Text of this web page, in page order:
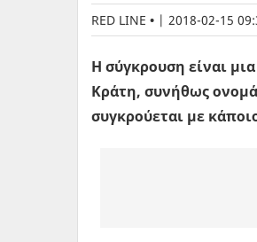
RED LINE | 2018-02-15
Η σύγκρουση είναι
Κράτη, συνήθως
συγκρούεται με